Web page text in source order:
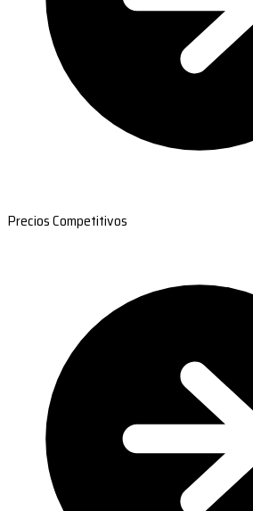
Precios Competitivos